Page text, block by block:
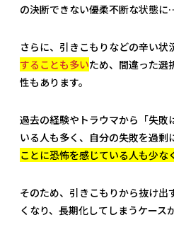
の決断できない優柔不断な状態
さらに、引きこもりなどの辛い状
することも多いため、間違った選
性もあります。
過去の経験やトラウマから「失敗
いる人も多く、自分の失敗を過剰
ことに恐怖を感じている人も少な
そのため、引きこもりから抜け
くなり、長期化してしまうケース